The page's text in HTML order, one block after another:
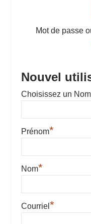
Mot de passe
Nouvel
Choisissez un
Prénom*
Nom*
Courriel*